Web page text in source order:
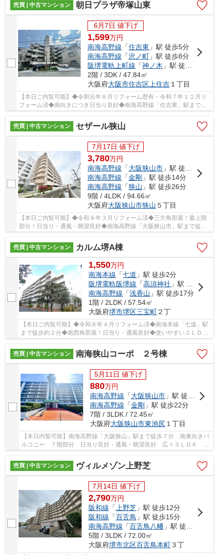
売買 | 中古マンション 朝日プラザ帝塚山東
6月7日 値下げ
1,599万円
南海高野線 「住吉東 」駅 徒歩5分
南海高野線 「沢ノ町」駅 徒歩8分
阪堺電軌上町線 「神ノ木 」駅 徒歩9分
2階 / 3DK / 47.84㎡
大阪府大阪市住吉区上住吉１丁目
【本日ご内覧可能】◆令和元年８月リフォーム歴有・令和７年１２月リ
フォーム済◆南向きにつき日当り良好◆南海高野線「住吉東」駅まで徒
売買 | 中古マンション
セザール狭山
7月17日 値下げ
3,780万円
南海高野線 「大阪狭山市」駅 徒歩3分
南海高野線 「金剛 」駅 徒歩14分
南海高野線 「狭山 」駅 徒歩26分
9階 / 4LDK / 94.66㎡
大阪府大阪狭山市狭山 ５丁目
【本日ご内覧可能】◆令和８年３月リフォーム済◆三方角部屋！最上階
部分！日当り・通風・眺望良好◆南海高野線「大阪狭山市」駅まで徒歩
売買 | 中古マンション
カルム堺A棟
1,550万円
南海本線 「七道 」駅 徒歩2分
阪堺電軌阪堺線 「高須神社 」駅 徒歩10分
南海高野線 「浅香山 」駅 徒歩17分
1階 / 2LDK / 57.54㎡
大阪府堺市堺区三宝町２丁
【本日ご内覧可能】◆令和８年４月リフォーム済◆南海本線「七道」駅
まで徒歩約２分◆南西角部屋！日当り・通風良好◆使いやすい２ＬＤＫ
□空き家につきいつでも内覧可能
売買 | 中古マンション
南海狭山コーポ ２号棟
5月11日 値下げ
880万円
南海高野線 「大阪狭山市」駅 徒歩7分
南海高野線 「金剛 」駅 徒歩22分
7階 / 3LDK / 72.45㎡
大阪府大阪狭山市東池尻１丁目
【本日内覧可能】南海高野線「大阪狭山」駅まで徒歩７分 南東向きバ
ルコニー ７階部分 日当り良好・通風・眺望良好 広々３ＬＤＫ ス
ーパー徒歩圏内
売買 | 中古マンション
ヴィルメゾン上野芝
7月14日 値下げ
2,790万円
阪和線 「 上野芝」駅 徒歩12分
阪和線 「百舌鳥 」駅 徒歩15分
南海高野線 「百舌鳥八幡」駅 徒歩25分
5階 / 3LDK / 72.00㎡
大阪府堺市北区百舌鳥本町３丁